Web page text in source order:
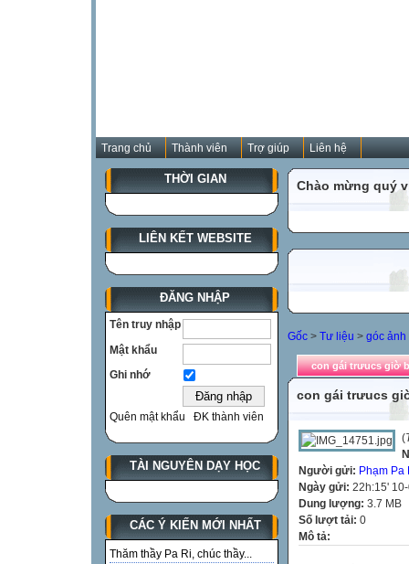
Trang chủ Thành viên Trợ giúp Liên hệ
THỜI GIAN
LIÊN KẾT WEBSITE
ĐĂNG NHẬP
Tên truy nhập
Mật khẩu
Ghi nhớ
Quên mật khẩu ĐK thành viên
TÀI NGUYÊN DẠY HỌC
CÁC Ý KIẾN MỚI NHẤT
Thăm thầy Pa Ri, chúc thầy...
Chào mừng quý
Gốc > Tư liệu > góc
con gái trưucs giờ
con gái trưucs
(
Người gửi: Phạm Pa
Ngày gửi: 22h:15'
Dung lượng: 3.7 MB
Số lượt tải: 0
Mô tả: